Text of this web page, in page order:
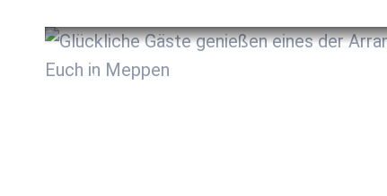
Arrangements